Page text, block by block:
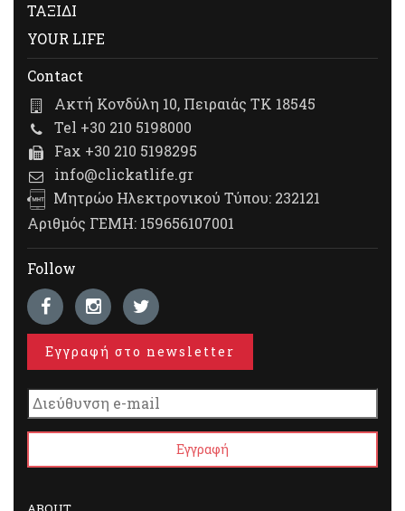
ΤΑΞΙΔΙ
YOUR LIFE
Contact
Ακτή Κονδύλη 10, Πειραιάς ΤΚ 18545
Tel +30 210 5198000
Fax +30 210 5198295
info@clickatlife.gr
Μητρώο Ηλεκτρονικού Τύπου: 232121
Αριθμός ΓΕΜΗ: 159656107001
Follow
Εγγραφή στο newsletter